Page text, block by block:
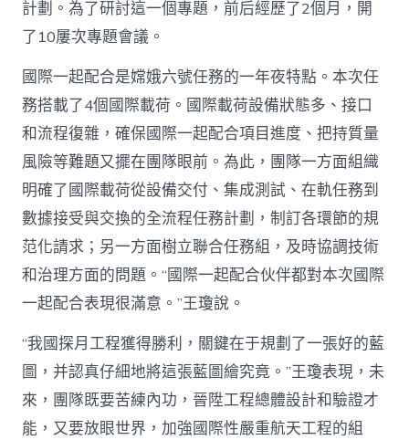
計劃。為了研討這一個專題，前后經歷了2個月，開
了10屢次專題會議。
國際一起配合是嫦娥六號任務的一年夜特點。本次任
務搭載了4個國際載荷。國際載荷設備狀態多、接口
和流程復雜，確保國際一起配合項目進度、把持質量
風險等難題又擺在團隊眼前。為此，團隊一方面組織
明確了國際載荷從設備交付、集成測試、在軌任務到
數據接受與交換的全流程任務計劃，制訂各環節的規
范化請求；另一方面樹立聯合任務組，及時協調技術
和治理方面的問題。“國際一起配合伙伴都對本次國際
一起配合表現很滿意。”王瓊說。
“我國探月工程獲得勝利，關鍵在于規劃了一張好的藍
圖，并認真仔細地將這張藍圖繪究竟。”王瓊表現，未
來，團隊既要苦練內功，晉陞工程總體設計和驗證才
能，又要放眼世界，加強國際性嚴重航天工程的組